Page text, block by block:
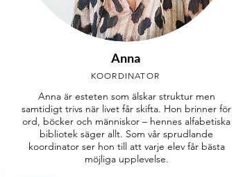
Anna
KOORDINATOR
Anna är esteten som älskar struktur men
samtidigt trivs när livet får skifta. Hon brinner för
ord, böcker och människor – hennes alfabetiska
bibliotek säger allt. Som vår sprudlande
koordinator ser hon till att varje elev får bästa
möjliga upplevelse.